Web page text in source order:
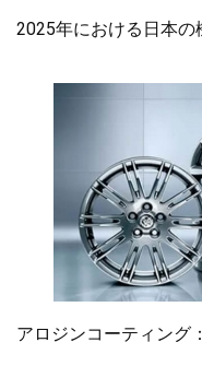
2025年における日本
アロジンコーティング